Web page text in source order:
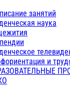
занятий
наука
и